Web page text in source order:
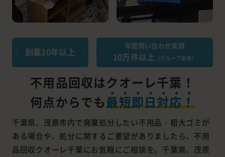
創業10年以上
年間問い合わせ実績
10万件以上 （グループ全体）
不用品回収はクオーレ千葉！
何点からでも最短即日対応！
千葉県、茂原市内で廃棄処分したい不用品・粗大ゴミが
ある場合や、処分に関するご要望がありましたら、不用
品回収クオーレ千葉にお気軽にご相談を。千葉県、茂原